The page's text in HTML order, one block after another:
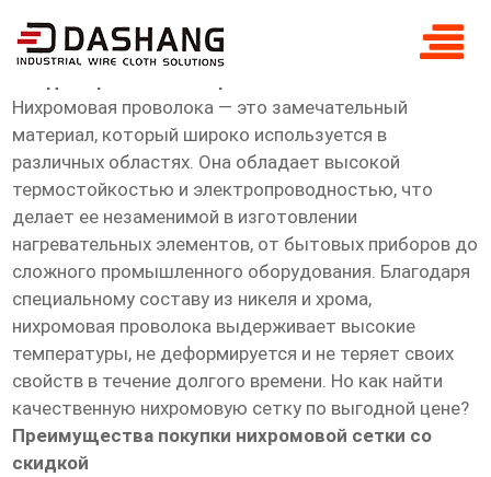
скидка Проволока нихромовая сетка
Нихромовая проволока — это замечательный
материал, который широко используется в
различных областях. Она обладает высокой
термостойкостью и электропроводностью, что
делает ее незаменимой в изготовлении
нагревательных элементов, от бытовых приборов до
сложного промышленного оборудования. Благодаря
специальному составу из никеля и хрома,
нихромовая проволока выдерживает высокие
температуры, не деформируется и не теряет своих
свойств в течение долгого времени. Но как найти
качественную нихромовую сетку по выгодной цене?
Преимущества покупки нихромовой сетки со
скидкой